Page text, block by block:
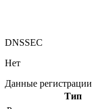
DNSSEC
Нет
Данные регистрации
Тип